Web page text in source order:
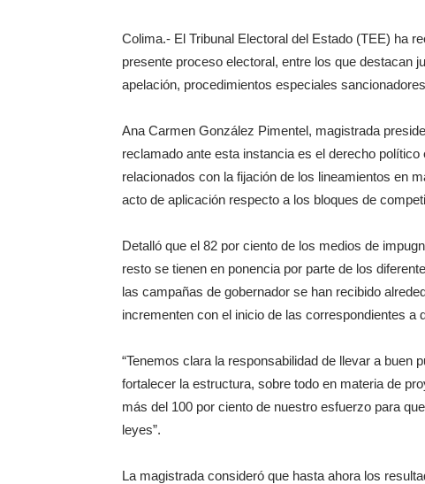
Colima.- El Tribunal Electoral del Estado (TEE) ha
presente proceso electoral, entre los que destacan
apelación, procedimientos especiales
Ana Carmen González Pimentel, magistrada
reclamado ante esta instancia es el derecho
relacionados con la fijación de los lineamientos en
acto de aplicación respecto a los bloques de
Detalló que el 82 por ciento de los medios de
resto se tienen en ponencia por parte de los
las campañas de gobernador se han recibido
incrementen con el inicio de las correspondientes
“Tenemos clara la responsabilidad de llevar a buen
fortalecer la estructura, sobre todo en materia de
más del 100 por ciento de nuestro esfuerzo para
leyes”.
La magistrada consideró que hasta ahora los